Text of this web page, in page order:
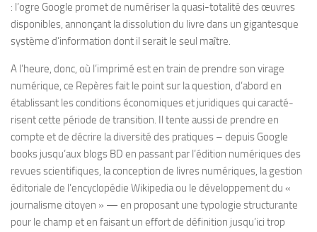
: l’ogre Google pro­met de numé­ri­ser la quasi-​totalité des œuvres
dis­po­nibles, annon­çant la dis­so­lu­tion du livre dans un gigan­tesque
sys­tème d’information dont il serait le seul maître.
A l’heure, donc, où l’imprimé est en train de prendre son virage
numé­rique, ce Repères fait le point sur la ques­tion, d’abord en
établis­sant les condi­tions écono­miques et juri­diques qui carac­té­
risent cette période de tran­si­tion. Il tente aussi de prendre en
compte et de décrire la diver­sité des pra­tiques – depuis Google
books jusqu’aux blogs BD en pas­sant par l’édition numé­riques des
revues scien­ti­fiques, la concep­tion de livres numé­riques, la ges­tion
édito­riale de l’encyclopédie Wiki­pe­dia ou le déve­lop­pe­ment du «
jour­na­lisme citoyen » — en pro­po­sant une typo­lo­gie struc­tu­rante
pour le champ et en fai­sant un effort de défi­ni­tion jusqu’ici trop